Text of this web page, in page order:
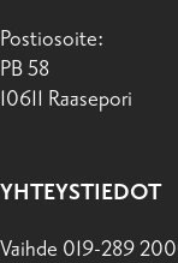
Postiosoite:
PB 58
10611 Raasepori
YHTEYSTIEDOT
Vaihde 019-289